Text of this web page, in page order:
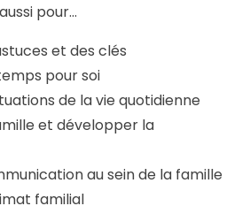
pour...
et des clés
pour soi
de la vie quotidienne
et développer la
au sein de la famille
familial